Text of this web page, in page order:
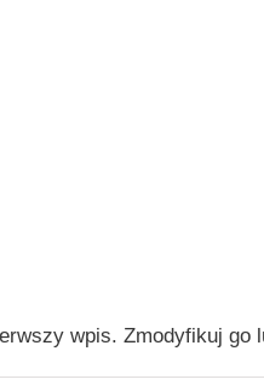
wpis. Zmodyfikuj go